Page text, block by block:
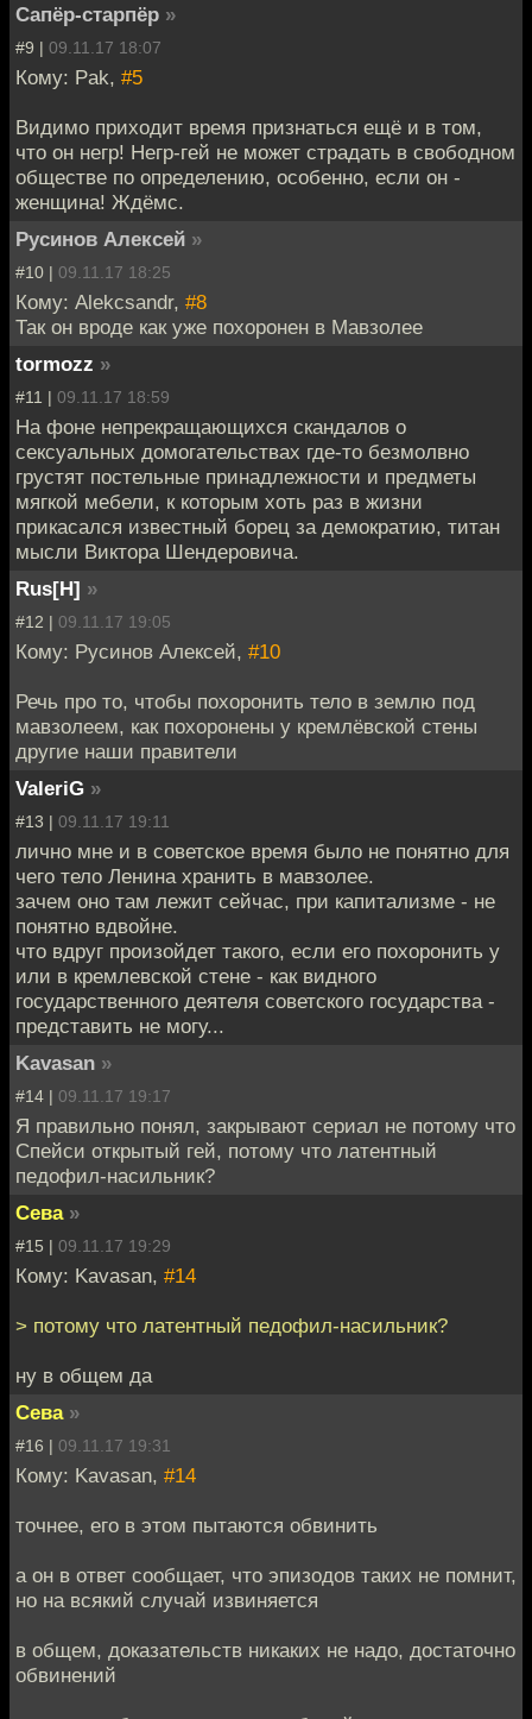
Сапёр-старпёр »
#9 | 09.11.17 18:07
Кому: Pak, #5
Видимо приходит время признаться ещё и в том,
что он негр! Негр-гей не может страдать в свободном
обществе по определению, особенно, если он -
женщина! Ждёмс.
Русинов Алексей »
#10 | 09.11.17 18:25
Кому: Alekcsandr, #8
Так он вроде как уже похоронен в Мавзолее
tormozz »
#11 | 09.11.17 18:59
На фоне непрекращающихся скандалов о
сексуальных домогательствах где-то безмолвно
грустят постельные принадлежности и предметы
мягкой мебели, к которым хоть раз в жизни
прикасался известный борец за демократию, титан
мысли Виктора Шендеровича.
Rus[H] »
#12 | 09.11.17 19:05
Кому: Русинов Алексей, #10
Речь про то, чтобы похоронить тело в землю под
мавзолеем, как похоронены у кремлёвской стены
другие наши правители
ValeriG »
#13 | 09.11.17 19:11
лично мне и в советское время было не понятно для
чего тело Ленина хранить в мавзолее.
зачем оно там лежит сейчас, при капитализме - не
понятно вдвойне.
что вдруг произойдет такого, если его похоронить у
или в кремлевской стене - как видного
государственного деятеля советского государства -
представить не могу...
Kavasan »
#14 | 09.11.17 19:17
Я правильно понял, закрывают сериал не потому что
Спейси открытый гей, потому что латентный
педофил-насильник?
Сева »
#15 | 09.11.17 19:29
Кому: Kavasan, #14
> потому что латентный педофил-насильник?
ну в общем да
Сева »
#16 | 09.11.17 19:31
Кому: Kavasan, #14
точнее, его в этом пытаются обвинить
а он в ответ сообщает, что эпизодов таких не помнит,
но на всякий случай извиняется
в общем, доказательств никаких не надо, достаточно
обвинений